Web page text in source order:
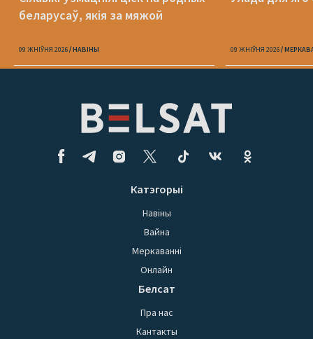
беларусаў, якія за мяжой
09 ЖНІЎНЯ 2026 НАВІНЫ 09 ЖНІЎНЯ 2026
Катэгорыі
Навіны
Вайна
Меркаванні
Онлайн
Белсат
Пра нас
Кантакты